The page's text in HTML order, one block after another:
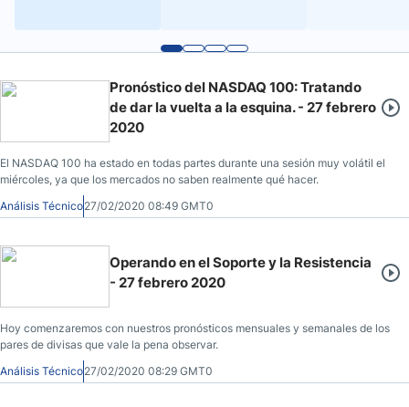
Pronóstico del NASDAQ 100: Tratando
de dar la vuelta a la esquina. - 27 febrero
2020
El NASDAQ 100 ha estado en todas partes durante una sesión muy volátil el
miércoles, ya que los mercados no saben realmente qué hacer.
Análisis Técnico27/02/2020 08:49 GMT0
Operando en el Soporte y la Resistencia
- 27 febrero 2020
Hoy comenzaremos con nuestros pronósticos mensuales y semanales de los
pares de divisas que vale la pena observar.
Análisis Técnico27/02/2020 08:29 GMT0